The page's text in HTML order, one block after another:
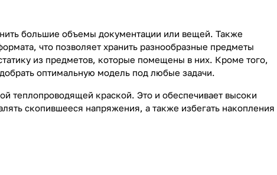
большие объемы документации или вещей. Также
что позволяет хранить разнообразные предметы
из предметов, которые помещены в них. Кроме того,
оптимальную модель под любые задачи.
теплопроводящей краской. Это и обеспечивает высоки
скопившееся напряжения, а также избегать накопления